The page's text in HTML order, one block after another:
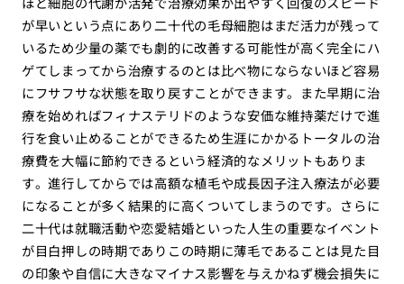
が早いという点にあり二十代の毛母細胞はまだ活力が残って
いるため少量の薬でも劇的に改善する可能性が高く完全にハ
ゲてしまってから治療するのとは比べ物にならないほど容易
にフサフサな状態を取り戻すことができます。また早期に治
療を始めればフィナステリドのような安価な維持薬だけで進
行を食い止めることができるため生涯にかかるトータルの治
療費を大幅に節約できるという経済的なメリットもありま
す。進行してからでは高額な植毛や成長因子注入療法が必要
になることが多く結果的に高くついてしまうのです。さらに
二十代は就職活動や恋愛結婚といった人生の重要なイベント
が目白押しの時期でありこの時期に薄毛であることは見た目
の印象や自信に大きなマイナス影響を与えかねず機会損失に